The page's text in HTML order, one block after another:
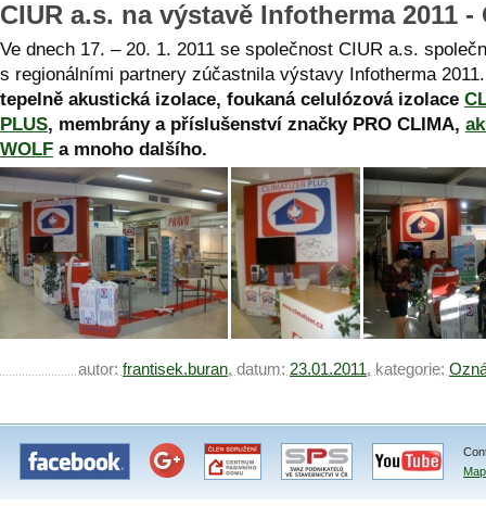
CIUR a.s. na výstavě Infotherma 2011 -
Ve dnech 17. – 20. 1. 2011 se společnost CIUR a.s.
s regionálními partnery zúčastnila výstavy Infotherma
tepelně akustická izolace, foukaná celulózová izolace
PLUS, membrány a příslušenství značky PRO CLIMA,
WOLF a mnoho dalšího.
autor: frantisek.buran, datum: 23.01.2011, kategorie: